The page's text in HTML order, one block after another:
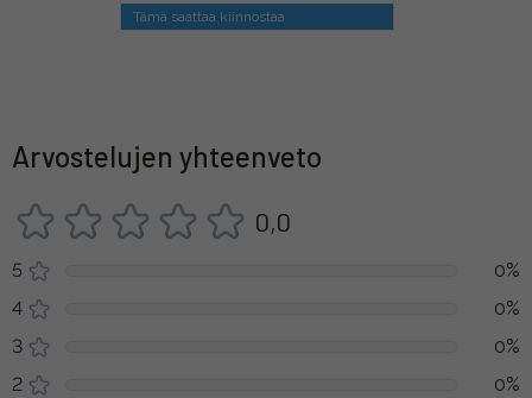
Tämä saattaa kiinnostaa
Arvostelujen yhteenveto
0,0
5
0%
4
0%
3
0%
2
0%